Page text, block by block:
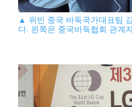
▲ 위빈 중국 바둑국가대표팀
다. 왼쪽은 중국바둑협회 관계